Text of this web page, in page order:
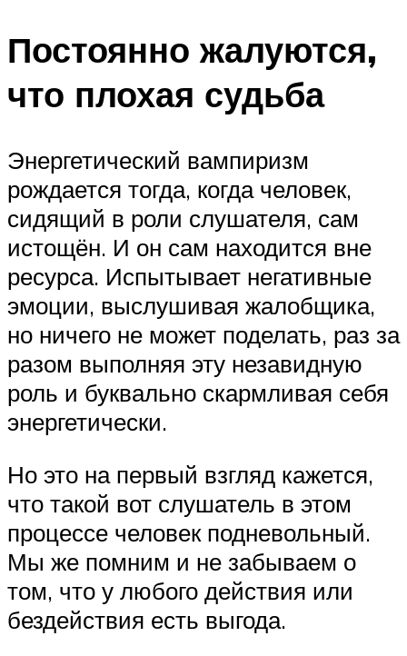
Постоянно жалуются,
что плохая судьба
Энергетический вампиризм
рождается тогда, когда человек,
сидящий в роли слушателя, сам
истощён. И он сам находится вне
ресурса. Испытывает негативные
эмоции, выслушивая жалобщика,
но ничего не может поделать, раз за
разом выполняя эту незавидную
роль и буквально скармливая себя
энергетически.
Но это на первый взгляд кажется,
что такой вот слушатель в этом
процессе человек подневольный.
Мы же помним и не забываем о
том, что у любого действия или
бездействия есть выгода.